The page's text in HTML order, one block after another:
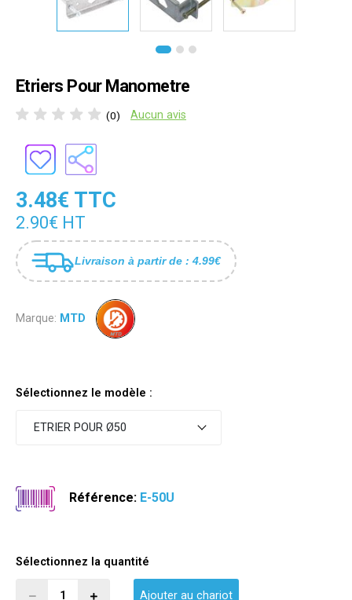
Etriers Pour Manometre
(0) Aucun avis
3.48€ TTC
2.90€ HT
Livraison à partir de : 4.99€
Marque: MTD
Sélectionnez le modèle :
ETRIER POUR Ø50
Référence: E-50U
Sélectionnez la quantité
Ajouter au chariot